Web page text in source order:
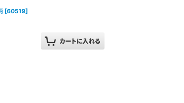
[60519]